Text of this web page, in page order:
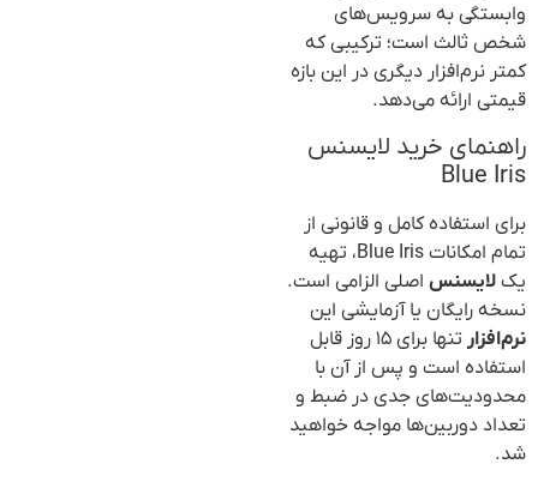
وابستگی به سرویس‌های
شخص ثالث است؛ ترکیبی که
کمتر نرم‌افزار دیگری در این بازه
قیمتی ارائه می‌دهد.
راهنمای خرید لایسنس
Blue Iris
برای استفاده کامل و قانونی از
تمام امکانات Blue Iris، تهیه
یک لایسنس اصلی الزامی است.
نسخه رایگان یا آزمایشی این
نرم‌افزار
تنها برای ۱۵ روز قابل
استفاده است و پس از آن با
محدودیت‌های جدی در ضبط و
تعداد دوربین‌ها مواجه خواهید
شد.